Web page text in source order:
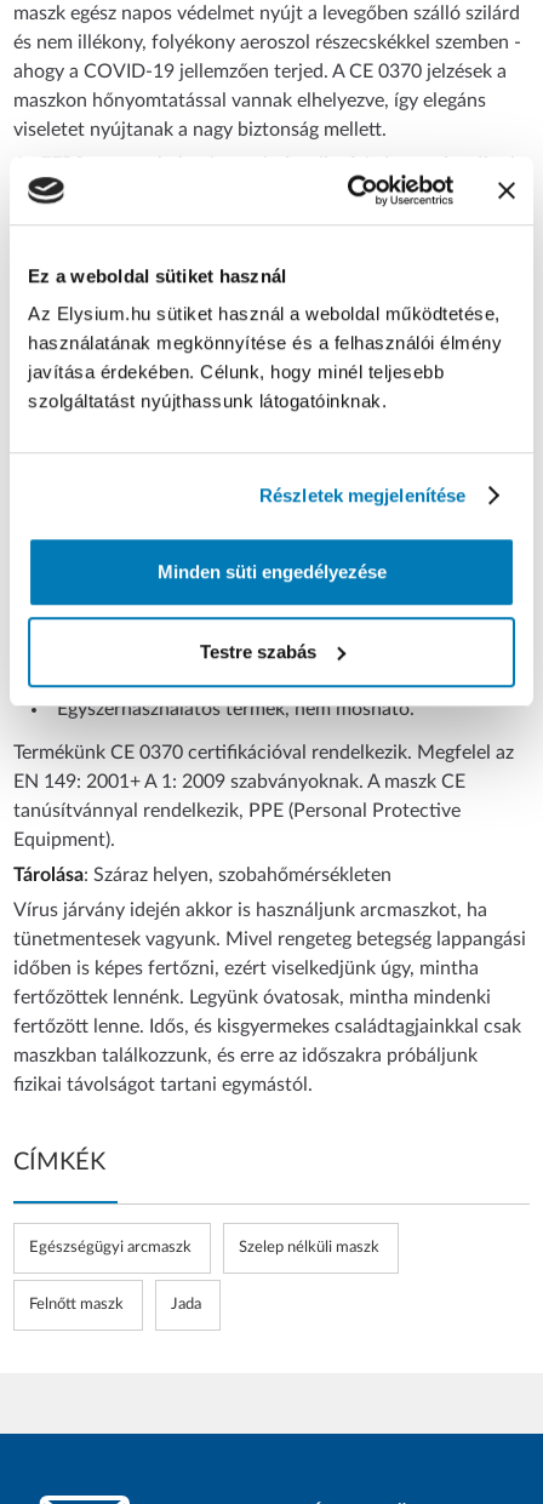
Ez a weboldal sütiket használ
Az Elysium.hu sütiket használ a weboldal működtetése,
használatának megkönnyítése és a felhasználói élmény
javítása érdekében. Célunk, hogy minél teljesebb
szolgáltatást nyújthassunk látogatóinknak.
Részletek megjelenítése
Minden süti engedélyezése
Testre szabás
maszk egész napos védelmet nyújt a levegőben szálló szilárd
és nem illékony, folyékony aeroszol részecskékkel szemben -
ahogy a COVID-19 jellemzően terjed. A CE 0370 jelzések a
maszkon hőnyomtatással vannak elhelyezve, így elegáns
viseletet nyújtanak a nagy biztonság mellett.
elérhető a piacon egyedülálló fülpántos FFP3-as Jada CE
0370 maszk fejpánt átalakító kiegészítővel, így mindenki a
egyesével van csomagolva.
Technikai paraméterek
Anyag: Pamut + nem szőtt anyag
Szelep nélküli
Védelmi osztálya: FFP3
Szűrési fokozata: 99%
A maszk felhelyezésekor figyeljünk, hogy az orrunkat
és a szánkat is elfedje.
A maszk használata közben kerüljük a maszk
Ajánljuk zárt, és emberekkel zsúfolt térben, orvosi
rendelőben, tömegközlekedési eszközökön.
Egyszerhasználatos termék, nem mosható.
Termékünk CE 0370 certifikációval rendelkezik. Megfelel az
EN 149: 2001+ A 1: 2009 szabványoknak. A maszk CE
tanúsítvánnyal rendelkezik, PPE (Personal Protective
Equipment).
Tárolása: Száraz helyen, szobahőmérsékleten
Vírus járvány idején akkor is használjunk arcmaszkot, ha
tünetmentesek vagyunk. Mivel rengeteg betegség lappangási
időben is képes fertőzni, ezért viselkedjünk úgy, mintha
fertőzöttek lennénk. Legyünk óvatosak, mintha mindenki
fertőzött lenne. Idős, és kisgyermekes családtagjainkkal csak
maszkban találkozzunk, és erre az időszakra próbáljunk
fizikai távolságot tartani egymástól.
CÍMKÉK
Egészségügyi arcmaszk Szelep nélküli maszk
Felnőtt maszk Jada